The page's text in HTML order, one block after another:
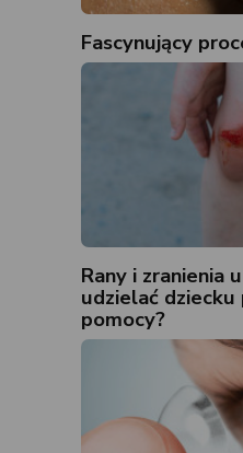
Fascynujący
Rany i zranienia
udzielać
pomocy?